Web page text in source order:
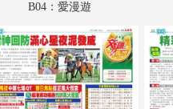
B08：體育
C01：文匯馬經
B04：愛漫遊